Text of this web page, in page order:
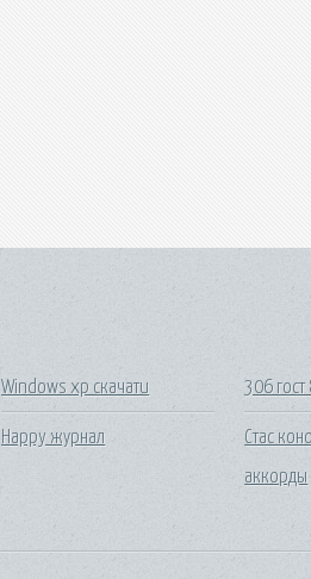
Windows xp скачати
Happy журнал
306
Стас
аккорды